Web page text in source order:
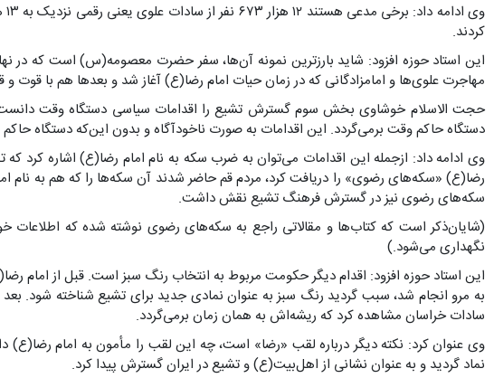
کردند.
این استاد حوزه افزود: شاید بارزترین نمونه آن‌ها، سفر حضرت معصومه(س) است که در
مهاجرت علوی‌ها و امامزادگانی که در زمان حیات امام رضا(ع) آغاز شد و بعدها هم با
حجت الاسلام خوشاوی بخش سوم گسترش تشیع را اقدامات سیاسی دستگاه وقت
دستگاه حاکم وقت برمی‌گردد. این اقدامات به صورت ناخودآگاه و بدون این‌که دستگاه
وی ادامه داد: ازجمله این اقدامات می‌توان به ضرب سکه به نام امام رضا(ع) اشاره کرد
رضا(ع) «سکه‌های رضوی» را دریافت کرد، مردم قم حاضر شدند آن سکه‌ها را که هم به نام
سکه‌های رضوی نیز در گسترش فرهنگ تشیع نقش داشت.
(شایان‌ذکر است که کتاب‌ها و مقالاتی راجع به سکه‌های رضوی نوشته شده که اطلاعات
نگهداری می‌شود.)
این استاد حوزه افزود: اقدام دیگر حکومت مربوط به انتخاب رنگ سبز است. قبل از امام
به مرو انجام شد، سبب گردید رنگ سبز به عنوان نمادی جدید برای تشیع شناخته شود.
سادات خراسان مشاهده کرد که ریشه‌اش به همان زمان برمی‌گردد.
وی عنوان کرد: نکته دیگر درباره لقب «رضا» است، چه این لقب را مأمون به امام
نماد گردید و به عنوان نشانی از اهل‌بیت(ع) و تشیع در ایران گسترش پیدا کرد.